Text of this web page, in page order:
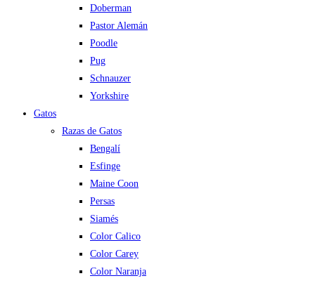
Doberman
Pastor Alemán
Poodle
Pug
Schnauzer
Yorkshire
Gatos
Razas de Gatos
Bengalí
Esfinge
Maine Coon
Persas
Siamés
Color Calico
Color Carey
Color Naranja